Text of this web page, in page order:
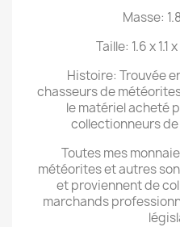
Masse:
Taille: 1.6 x
Histoire: Trouvée
chasseurs de
le matériel acheté
collectionneurs
Toutes mes
météorites et autres
et proviennent de
marchands